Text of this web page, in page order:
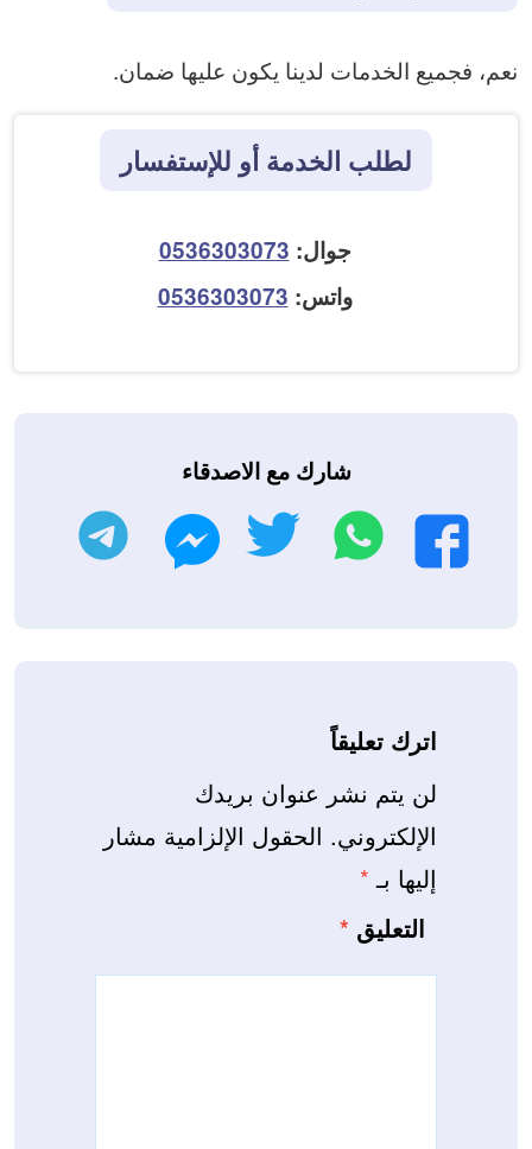
نعم، فجميع الخدمات لدينا يكون عليها ضمان.
لطلب الخدمة أو للإستفسار
جوال: 0536303073
واتس: 0536303073
شارك مع الاصدقاء
فيسبوك
واتساب تويتر ماسنجر
اترك تعليقاً
لن يتم نشر عنوان بريدك
الإلكتروني. الحقول الإلزامية مشار
إليها بـ *
التعليق *